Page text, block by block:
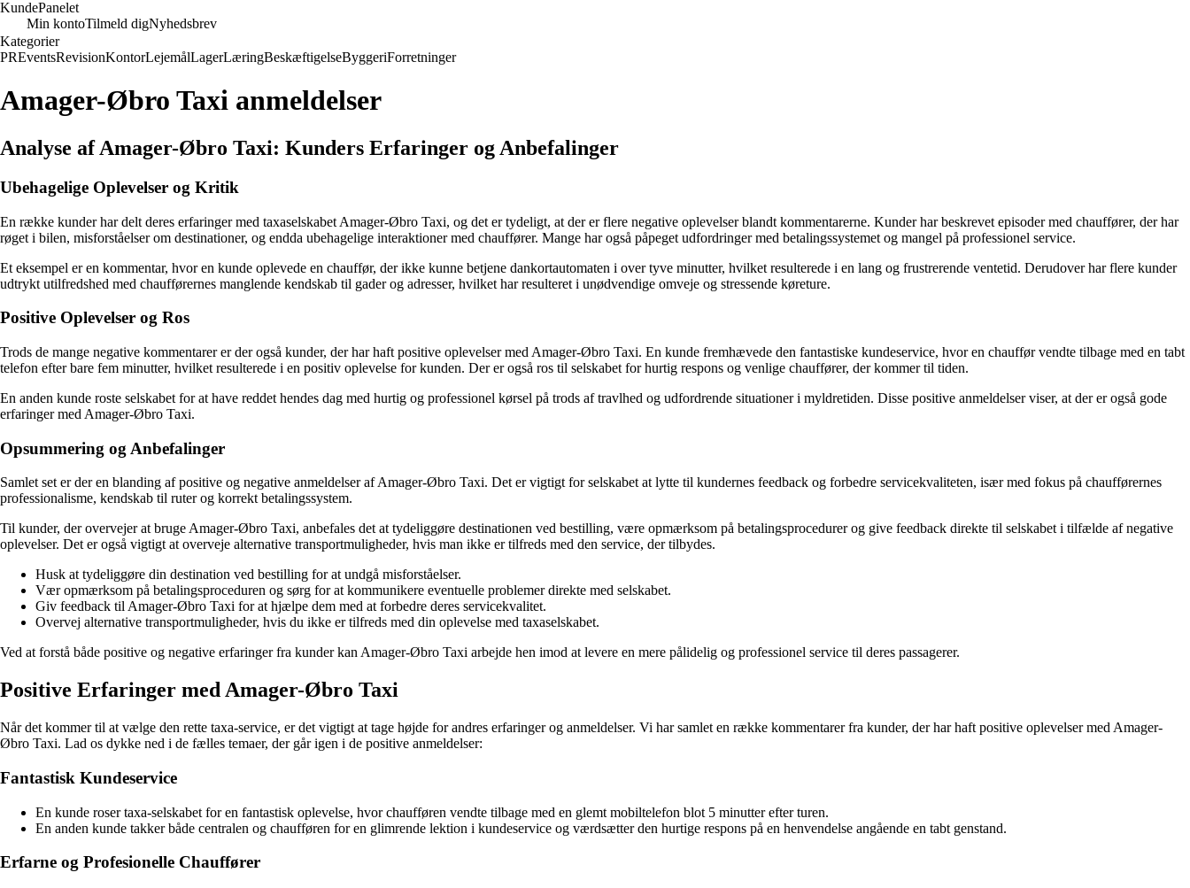
KundePanelet
Min kontoTilmeld digNyhedsbrev
Kategorier
PREventsRevisionKontorLejemålLagerLæringBeskæftigelseByggeriForretninger
Amager-Øbro Taxi anmeldelser
Analyse af Amager-Øbro Taxi: Kunders Erfaringer og Anbefalinger
Ubehagelige Oplevelser og Kritik
En række kunder har delt deres erfaringer med taxaselskabet Amager-Øbro Taxi, og det er tydeligt, at der er flere negative oplevelser blandt kommentarerne. Kunder har beskrevet episoder med chauffører, der har
røget i bilen, misforståelser om destinationer, og endda ubehagelige interaktioner med chauffører. Mange har også påpeget udfordringer med betalingssystemet og mangel på professionel service.
Et eksempel er en kommentar, hvor en kunde oplevede en chauffør, der ikke kunne betjene dankortautomaten i over tyve minutter, hvilket resulterede i en lang og frustrerende ventetid. Derudover har flere kunder
udtrykt utilfredshed med chaufførernes manglende kendskab til gader og adresser, hvilket har resulteret i unødvendige omveje og stressende køreture.
Positive Oplevelser og Ros
Trods de mange negative kommentarer er der også kunder, der har haft positive oplevelser med Amager-Øbro Taxi. En kunde fremhævede den fantastiske kundeservice, hvor en chauffør vendte tilbage med en tabt
telefon efter bare fem minutter, hvilket resulterede i en positiv oplevelse for kunden. Der er også ros til selskabet for hurtig respons og venlige chauffører, der kommer til tiden.
En anden kunde roste selskabet for at have reddet hendes dag med hurtig og professionel kørsel på trods af travlhed og udfordrende situationer i myldretiden. Disse positive anmeldelser viser, at der er også gode
erfaringer med Amager-Øbro Taxi.
Opsummering og Anbefalinger
Samlet set er der en blanding af positive og negative anmeldelser af Amager-Øbro Taxi. Det er vigtigt for selskabet at lytte til kundernes feedback og forbedre servicekvaliteten, især med fokus på chaufførernes
professionalisme, kendskab til ruter og korrekt betalingssystem.
Til kunder, der overvejer at bruge Amager-Øbro Taxi, anbefales det at tydeliggøre destinationen ved bestilling, være opmærksom på betalingsprocedurer og give feedback direkte til selskabet i tilfælde af negative
oplevelser. Det er også vigtigt at overveje alternative transportmuligheder, hvis man ikke er tilfreds med den service, der tilbydes.
Husk at tydeliggøre din destination ved bestilling for at undgå misforståelser.
Vær opmærksom på betalingsproceduren og sørg for at kommunikere eventuelle problemer direkte med selskabet.
Giv feedback til Amager-Øbro Taxi for at hjælpe dem med at forbedre deres servicekvalitet.
Overvej alternative transportmuligheder, hvis du ikke er tilfreds med din oplevelse med taxaselskabet.
Ved at forstå både positive og negative erfaringer fra kunder kan Amager-Øbro Taxi arbejde hen imod at levere en mere pålidelig og professionel service til deres passagerer.
Positive Erfaringer med Amager-Øbro Taxi
Når det kommer til at vælge den rette taxa-service, er det vigtigt at tage højde for andres erfaringer og anmeldelser. Vi har samlet en række kommentarer fra kunder, der har haft positive oplevelser med Amager-
Øbro Taxi. Lad os dykke ned i de fælles temaer, der går igen i de positive anmeldelser:
Fantastisk Kundeservice
En kunde roser taxa-selskabet for en fantastisk oplevelse, hvor chaufføren vendte tilbage med en glemt mobiltelefon blot 5 minutter efter turen.
En anden kunde takker både centralen og chaufføren for en glimrende lektion i kundeservice og værdsætter den hurtige respons på en henvendelse angående en tabt genstand.
Erfarne og Profesionelle Chauffører